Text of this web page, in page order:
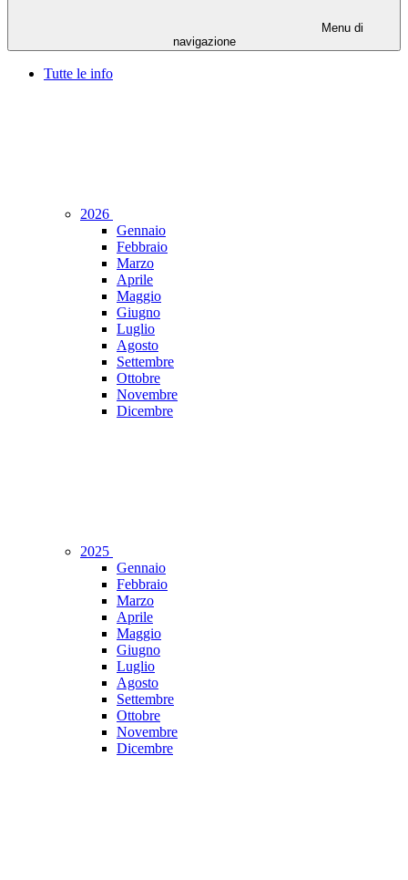
Menu di
navigazione
Tutte le info
2026
Gennaio
Febbraio
Marzo
Aprile
Maggio
Giugno
Luglio
Agosto
Settembre
Ottobre
Novembre
Dicembre
2025
Gennaio
Febbraio
Marzo
Aprile
Maggio
Giugno
Luglio
Agosto
Settembre
Ottobre
Novembre
Dicembre